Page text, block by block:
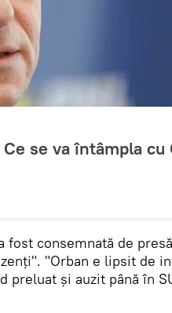
se va întâmpla cu
consemnată de
"Orban e lipsit de
preluat și auzit până în